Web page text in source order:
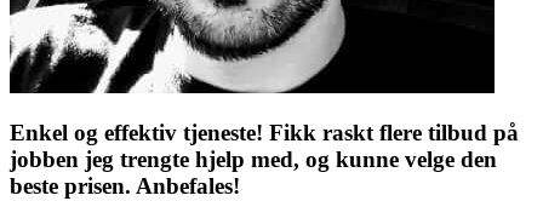
Enkel og effektiv tjeneste! Fikk raskt flere tilbud på
jobben jeg trengte hjelp med, og kunne velge den
beste prisen. Anbefales!